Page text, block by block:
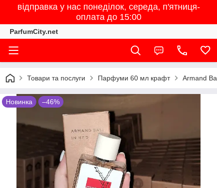
відправка у нас понеділок, середа, п'ятниця-
оплата до 15:00
ParfumCity.net
Товари та послуги Парфуми 60 мл крафт Armand
Новинка –46%